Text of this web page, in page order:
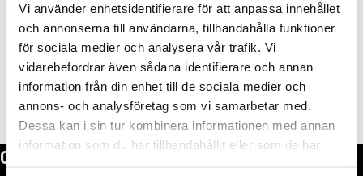
Vi använder enhetsidentifierare för att anpassa innehållet
och annonserna till användarna, tillhandahålla funktioner
för sociala medier och analysera vår trafik. Vi
vidarebefordrar även sådana identifierare och annan
information från din enhet till de sociala medier och
annons- och analysföretag som vi samarbetar med.
Dessa kan i sin tur kombinera informationen med annan
information som du har tillhandahållit eller som de har
CONTACT US